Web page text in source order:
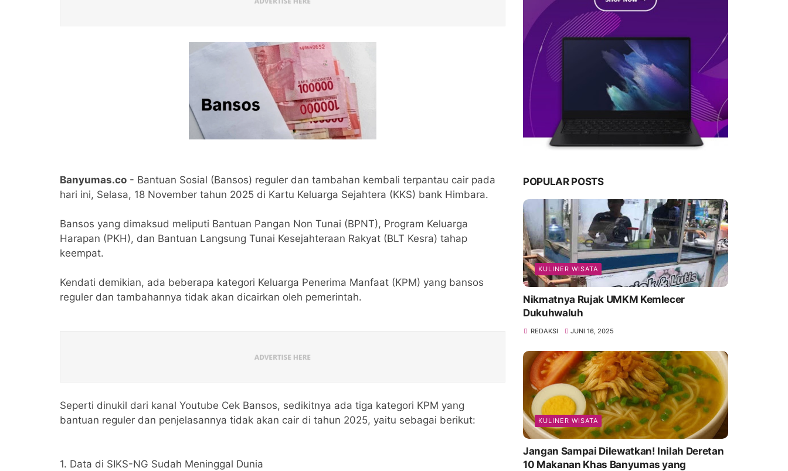
Banyumas.co - Bantuan Sosial (Bansos) reguler dan tambahan kembali terpantau cair pada
hari ini, Selasa, 18 November tahun 2025 di Kartu Keluarga Sejahtera (KKS) bank Himbara.
Bansos yang dimaksud meliputi Bantuan Pangan Non Tunai (BPNT), Program Keluarga
Harapan (PKH), dan Bantuan Langsung Tunai Kesejahteraan Rakyat (BLT Kesra) tahap
keempat.
Kendati demikian, ada beberapa kategori Keluarga Penerima Manfaat (KPM) yang bansos
reguler dan tambahannya tidak akan dicairkan oleh pemerintah.
Seperti dinukil dari kanal Youtube Cek Bansos, sedikitnya ada tiga kategori KPM yang
bantuan reguler dan penjelasannya tidak akan cair di tahun 2025, yaitu sebagai berikut:
1. Data di SIKS-NG Sudah Meninggal Dunia
POPULAR POSTS
KULINER WISATA
Nikmatnya Rujak UMKM Kemlecer
Dukuhwaluh
REDAKSI JUNI 16, 2025
KULINER WISATA
Jangan Sampai Dilewatkan! Inilah Deretan
10 Makanan Khas Banyumas yang